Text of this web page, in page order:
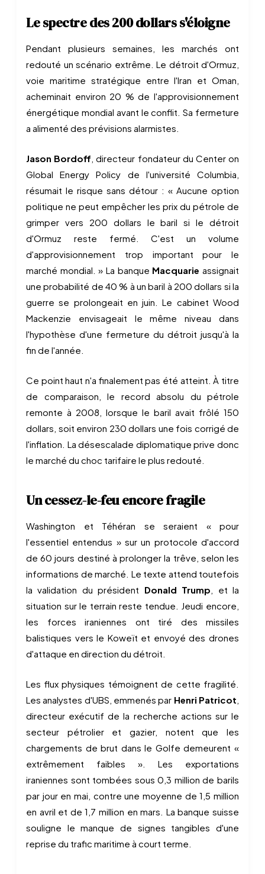
Le spectre des 200 dollars s'éloigne
Pendant plusieurs semaines, les marchés ont
redouté un scénario extrême. Le détroit d'Ormuz,
voie maritime stratégique entre l'Iran et Oman,
acheminait environ 20 % de l'approvisionnement
énergétique mondial avant le conflit. Sa fermeture
a alimenté des prévisions alarmistes.
Jason Bordoff, directeur fondateur du Center on
Global Energy Policy de l'université Columbia,
résumait le risque sans détour : « Aucune option
politique ne peut empêcher les prix du pétrole de
grimper vers 200 dollars le baril si le détroit
d'Ormuz reste fermé. C'est un volume
d'approvisionnement trop important pour le
marché mondial. » La banque Macquarie assignait
une probabilité de 40 % à un baril à 200 dollars si la
guerre se prolongeait en juin. Le cabinet Wood
Mackenzie envisageait le même niveau dans
l'hypothèse d'une fermeture du détroit jusqu'à la
fin de l'année.
Ce point haut n'a finalement pas été atteint. À titre
de comparaison, le record absolu du pétrole
remonte à 2008, lorsque le baril avait frôlé 150
dollars, soit environ 230 dollars une fois corrigé de
l'inflation. La désescalade diplomatique prive donc
le marché du choc tarifaire le plus redouté.
Un cessez-le-feu encore fragile
Washington et Téhéran se seraient « pour
l'essentiel entendus » sur un protocole d'accord
de 60 jours destiné à prolonger la trêve, selon les
informations de marché. Le texte attend toutefois
la validation du président Donald Trump, et la
situation sur le terrain reste tendue. Jeudi encore,
les forces iraniennes ont tiré des missiles
balistiques vers le Koweït et envoyé des drones
d'attaque en direction du détroit.
Les flux physiques témoignent de cette fragilité.
Les analystes d'UBS, emmenés par Henri Patricot,
directeur exécutif de la recherche actions sur le
secteur pétrolier et gazier, notent que les
chargements de brut dans le Golfe demeurent «
extrêmement faibles ». Les exportations
iraniennes sont tombées sous 0,3 million de barils
par jour en mai, contre une moyenne de 1,5 million
en avril et de 1,7 million en mars. La banque suisse
souligne le manque de signes tangibles d'une
reprise du trafic maritime à court terme.